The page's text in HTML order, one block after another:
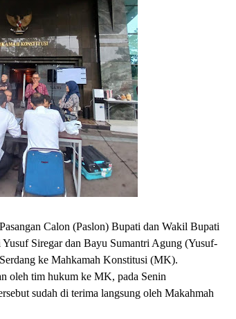
Calon (Paslon) Bupati dan Wakil Bupati
Siregar dan Bayu Sumantri Agung (Yusuf-
ke Mahkamah Konstitusi (MK).
oleh tim hukum ke MK, pada Senin
sudah di terima langsung oleh Makahmah